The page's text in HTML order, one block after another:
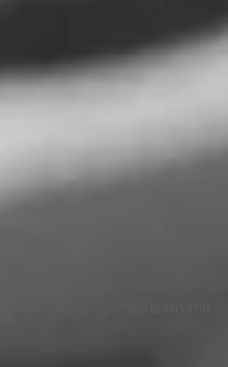
von Leistungsträgern
ehe er gemeinsam mit